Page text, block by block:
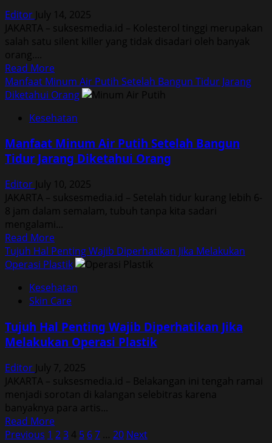
Berjuang
Melawan
Kanker
Editor July 14, 2025
JAKARTA – suksesmedia.id – Kolesterol tinggi merupakan
salah satu silent killer yang tidak disadari oleh banyak
orang....
Read MoreRead
more
about
Makanan
Kolesterol
Wajib
di
Dapur
Manfaat Minum Air Putih Setelah Bangun Tidur Jarang
Diketahui Orang
Kesehatan
Manfaat Minum Air Putih Setelah Bangun
Tidur Jarang Diketahui Orang
Editor July 10, 2025
JAKARTA – suksesmedia.id – Setelah tidur kurang lebih 6-
8 jam dalam semalam, tubuh tanpa kita sadari
mengalami...
Read MoreRead
more
about
Minum
Air
Setelah
Bangun
Jarang
Diketahui
Orang
Tujuh Hal Penting Wajib Diperhatikan Jika Melakukan
Operasi Plastik
Kesehatan
Skin Care
Tujuh Hal Penting Wajib Diperhatikan Jika
Melakukan Operasi Plastik
Editor July 7, 2025
JAKARTA – suksesmedia.id – Belakangan ini tengah ramai
menjadi sorotan di kalangan selebitras karena
banyaknya para artis...
Read MoreRead
more
Posts
Previous 1 23 4 5 67 … 20 Next